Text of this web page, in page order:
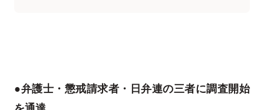
●弁護士・懲戒請求者・日弁連の三者に調査開始